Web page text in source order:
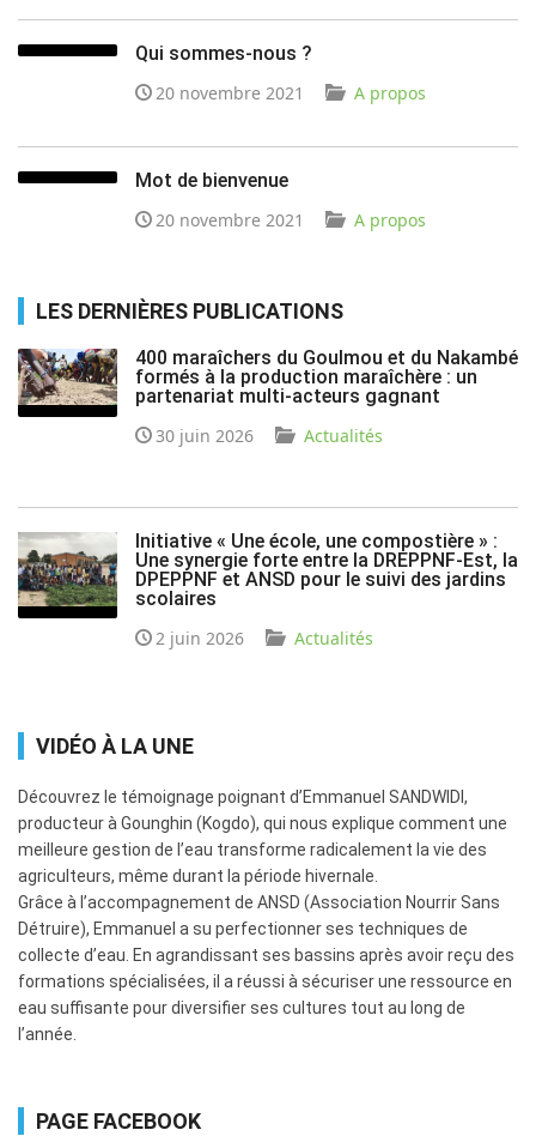
Qui sommes-nous ?
20 novembre 2021
A propos
Mot de bienvenue
20 novembre 2021
A propos
LES DERNIÈRES PUBLICATIONS
400 maraîchers du Goulmou et du Nakambé
formés à la production maraîchère : un
partenariat multi-acteurs gagnant
30 juin 2026
Actualités
Initiative « Une école, une compostière » :
Une synergie forte entre la DREPPNF-Est, la
DPEPPNF et ANSD pour le suivi des jardins
scolaires
2 juin 2026
Actualités
VIDÉO À LA UNE
Découvrez le témoignage poignant d’Emmanuel SANDWIDI,
producteur à Gounghin (Kogdo), qui nous explique comment une
meilleure gestion de l’eau transforme radicalement la vie des
agriculteurs, même durant la période hivernale.
​Grâce à l’accompagnement de ANSD (Association Nourrir Sans
Détruire), Emmanuel a su perfectionner ses techniques de
collecte d’eau. En agrandissant ses bassins après avoir reçu des
formations spécialisées, il a réussi à sécuriser une ressource en
eau suffisante pour diversifier ses cultures tout au long de
l’année.
PAGE FACEBOOK